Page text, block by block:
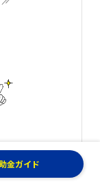
金ガイド